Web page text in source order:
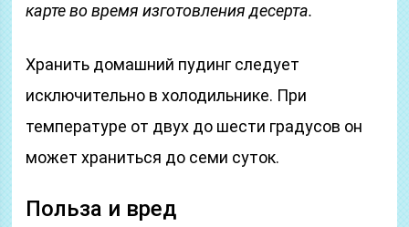
карте во время изготовления десерта.
Хранить домашний пудинг следует
исключительно в холодильнике. При
температуре от двух до шести градусов он
может храниться до семи суток.
Польза и вред